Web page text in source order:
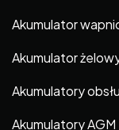
Akumulator
Akumulator
Akumulatory
Akumulatory AGM